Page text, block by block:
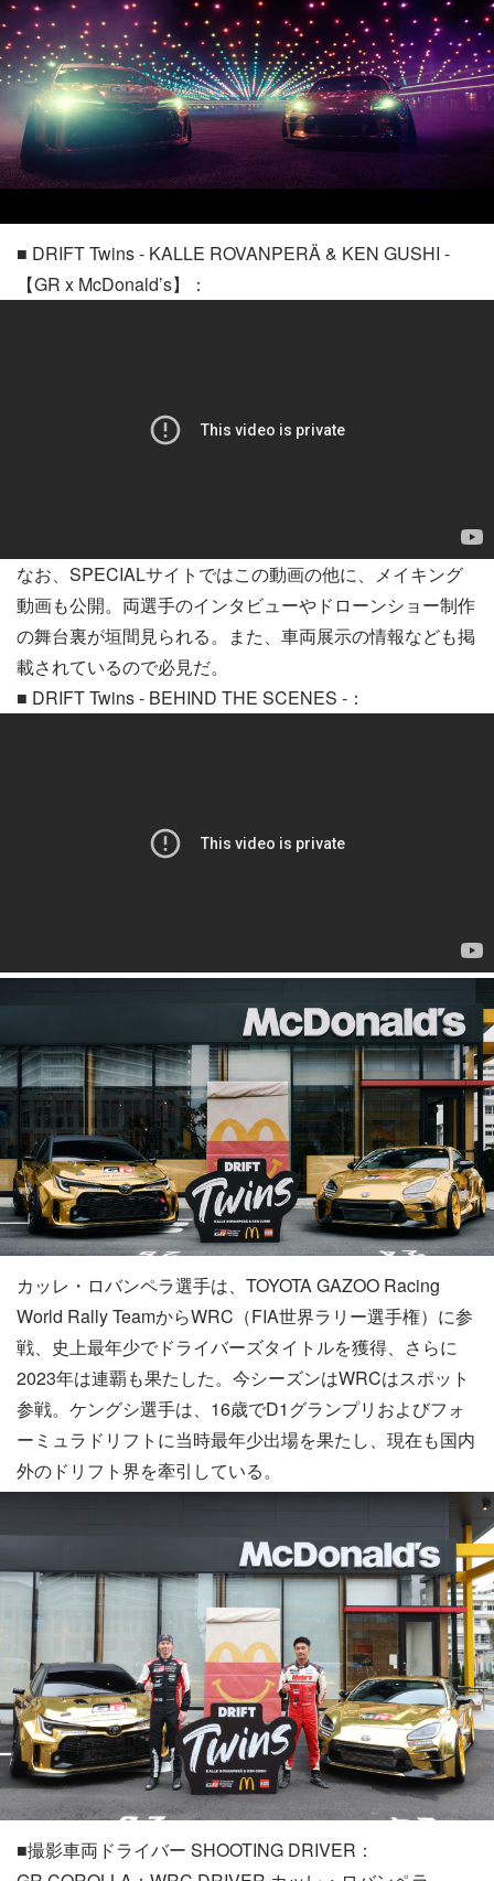
■ DRIFT Twins - KALLE ROVANPERÄ & KEN GUSHI -
【GR x McDonald’s】：
なお、SPECIALサイトではこの動画の他に、メイキング
動画も公開。両選手のインタビューやドローンショー制作
の舞台裏が垣間見られる。また、車両展示の情報なども掲
載されているので必見だ。
■ DRIFT Twins - BEHIND THE SCENES -：
カッレ・ロバンペラ選手は、TOYOTA GAZOO Racing
World Rally TeamからWRC（FIA世界ラリー選手権）に参
戦、史上最年少でドライバーズタイトルを獲得、さらに
2023年は連覇も果たした。今シーズンはWRCはスポット
参戦。ケングシ選手は、16歳でD1グランプリおよびフォ
ーミュラドリフトに当時最年少出場を果たし、現在も国内
外のドリフト界を牽引している。
■撮影車両ドライバー SHOOTING DRIVER：